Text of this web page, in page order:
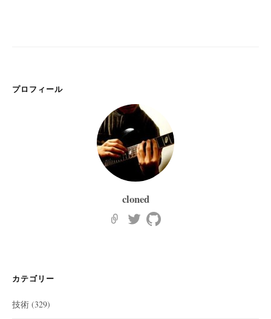
プロフィール
cloned
カテゴリー
技術 (329)